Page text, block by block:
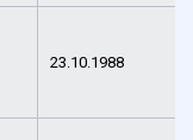
23.10.1988